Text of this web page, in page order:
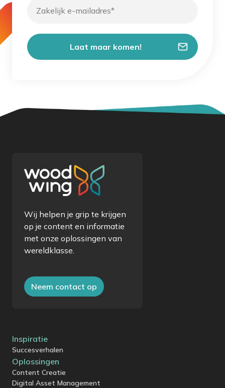
Wij helpen je grip te krijgen
op je content en informatie
met onze oplossingen van
wereldklasse.
Neem contact op
Inspiratie
Succesverhalen
Oplossingen
Content Creatie
Digital Asset Management